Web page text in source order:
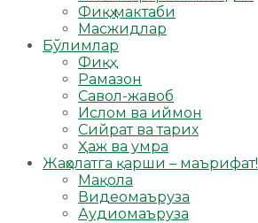
Фиқҳ мактаби
Масжидлар
Бўлимлар
Фиқҳ
Рамазон
Савол-жавоб
Ислом ва иймон
Сийрат ва тарих
Ҳаж ва умра
Жаҳолатга қарши – маърифат!
Мақола
Видеомаъруза
Аудиомаъруза